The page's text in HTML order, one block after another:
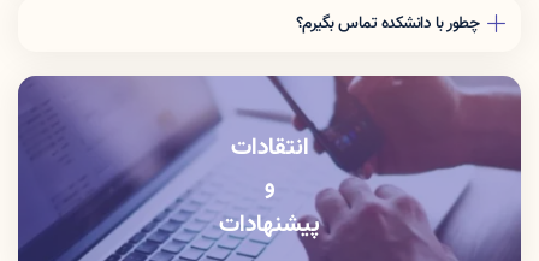
چطور با دانشکده تماس بگیرم؟
آموزش دانشكده: 06633412309
انتقادات
و
پیشنهادات